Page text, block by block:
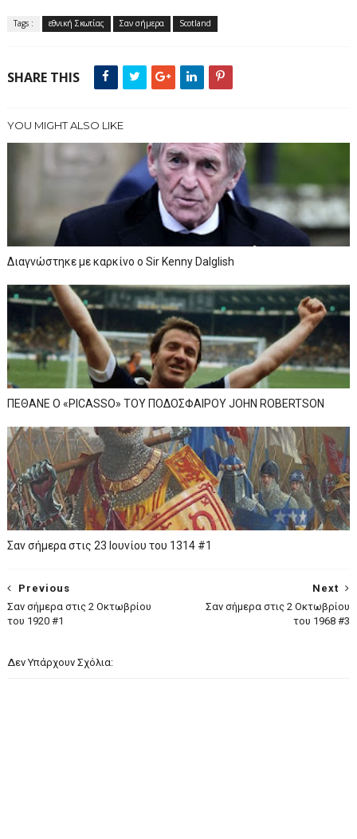
Tags : εθνική Σκωτίας Σαν σήμερα Scotland
SHARE THIS
YOU MIGHT ALSO LIKE
Διαγνώστηκε με καρκίνο ο Sir Kenny Dalglish
ΠΕΘΑΝΕ Ο «PICASSO» TOY ΠΟΔΟΣΦΑΙΡΟΥ JOHN ROBERTSON
Σαν σήμερα στις 23 Ιουνίου του 1314 #1
Next
Σαν σήμερα στις 2 Οκτωβρίου
του 1968 #3
Previous
Σαν σήμερα στις 2 Οκτωβρίου
του 1920 #1
Δεν Υπάρχουν Σχόλια: